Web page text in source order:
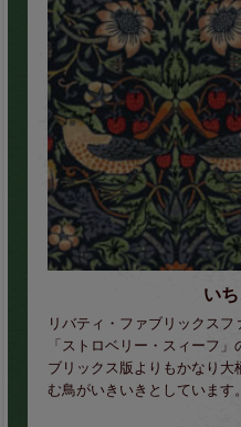
い
リバティ・ファブリックス
「ストロベリー・スィーフ
ブリックス版よりもかなり
む鳥がいきいきとしています。